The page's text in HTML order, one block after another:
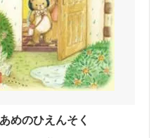
あめのひえんそく